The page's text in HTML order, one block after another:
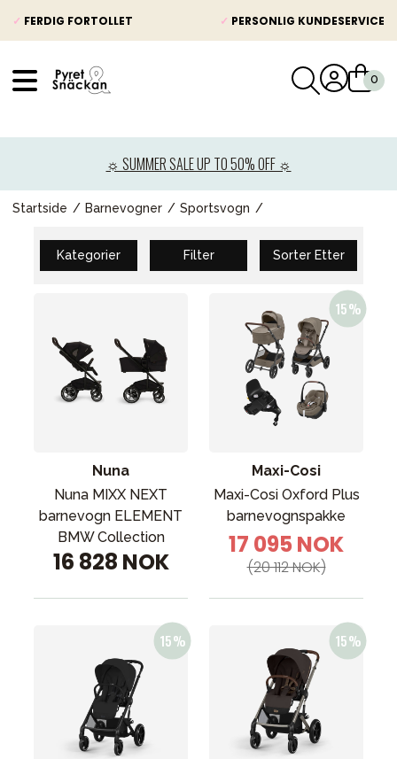
✓ FERDIG FORTOLLET ✓ PERSONLIG KUNDESERVICE
☼ SUMMER SALE UP TO 50% OFF ☼
Startside Barnevogner Sportsvogn
Kategorier Filter Sorter Etter
Nuna
Nuna MIXX NEXT
barnevogn ELEMENT
BMW Collection
16 828 NOK
Maxi-Cosi
Maxi-Cosi Oxford Plus
barnevognspakke
17 095 NOK
(20 112 NOK)
Barnevogner
Bilstol
Babypakke
Barn og baby
Mamma & Pappa
Møbler & seng
Tilbehør
Tips om gaver
Våre favoritter
Varemerker
Sol og bading
Veiledning
Kontakt oss på
Butikken vår